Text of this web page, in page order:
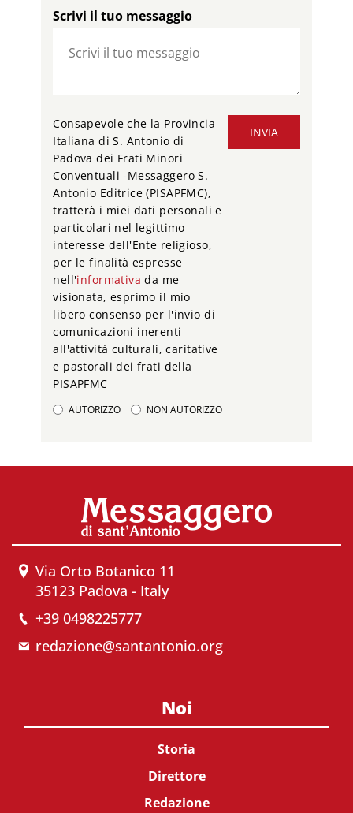
Scrivi il tuo messaggio
INVIA
Consapevole che la Provincia
Italiana di S. Antonio di
Padova dei Frati Minori
Conventuali -Messaggero S.
Antonio Editrice (PISAPFMC),
tratterà i miei dati personali e
particolari nel legittimo
interesse dell'Ente religioso,
per le finalità espresse
nell'informativa da me
visionata, esprimo il mio
libero consenso per l'invio di
comunicazioni inerenti
all'attività culturali, caritative
e pastorali dei frati della
PISAPFMC
AUTORIZZO NON AUTORIZZO
Via Orto Botanico 11
35123 Padova - Italy
+39 0498225777
redazione@santantonio.org
Noi
Storia
Direttore
Redazione